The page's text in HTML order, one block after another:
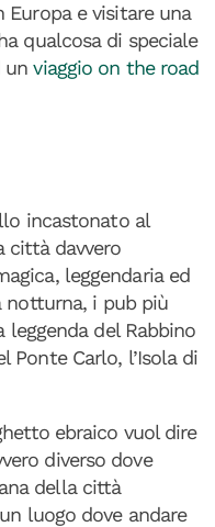
e visitare una
qualcosa di speciale
unviaggio on the road
incastonato al
città davvero
leggendaria ed
notturna, i pub più
del Rabbino
Ponte Carlo, l’Isola di
ebraico vuol dire
diverso dove
della città
luogo dove andare